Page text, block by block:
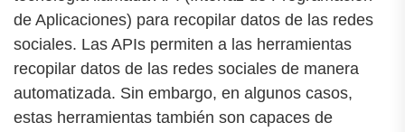
de Aplicaciones) para recopilar datos de las redes
sociales. Las APIs permiten a las herramientas
recopilar datos de las redes sociales de manera
automatizada. Sin embargo, en algunos casos,
estas herramientas también son capaces de